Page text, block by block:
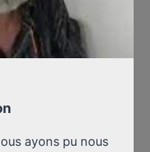
ayons pu nous